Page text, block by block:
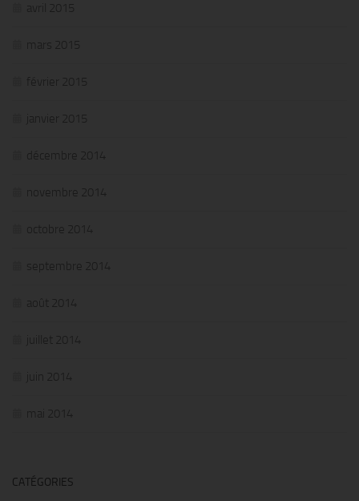
avril 2015
mars 2015
février 2015
janvier 2015
décembre 2014
novembre 2014
octobre 2014
septembre 2014
août 2014
juillet 2014
juin 2014
mai 2014
CATÉGORIES